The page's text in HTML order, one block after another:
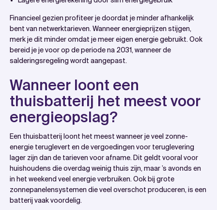
Financieel gezien profiteer je doordat je minder afhankelijk
bent van netwerktarieven. Wanneer energieprijzen stijgen,
merk je dit minder omdat je meer eigen energie gebruikt. Ook
bereid je je voor op de periode na 2031, wanneer de
salderingsregeling wordt aangepast.
Wanneer loont een
thuisbatterij het meest voor
energieopslag?
Een thuisbatterij loont het meest wanneer je veel zonne-
energie teruglevert en de vergoedingen voor teruglevering
lager zijn dan de tarieven voor afname. Dit geldt vooral voor
huishoudens die overdag weinig thuis zijn, maar ’s avonds en
in het weekend veel energie verbruiken. Ook bij grote
zonnepanelensystemen die veel overschot produceren, is een
batterij vaak voordelig.